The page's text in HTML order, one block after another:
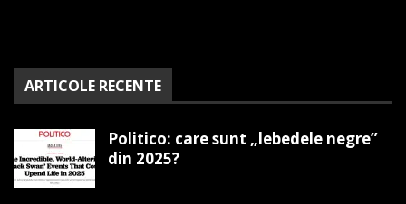
ARTICOLE RECENTE
Politico: care sunt „lebedele negre”
din 2025?